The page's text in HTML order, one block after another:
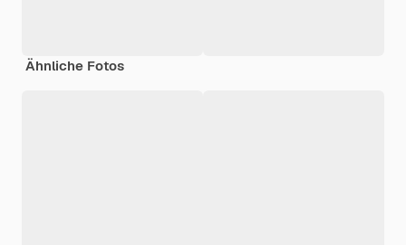
Ähnliche Fotos